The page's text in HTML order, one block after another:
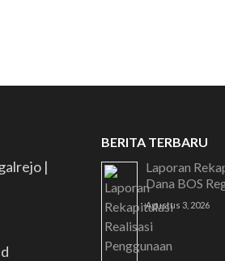
|
BERITA TERBARU
Laporan
Dana BOS
Agustus 3, 2026